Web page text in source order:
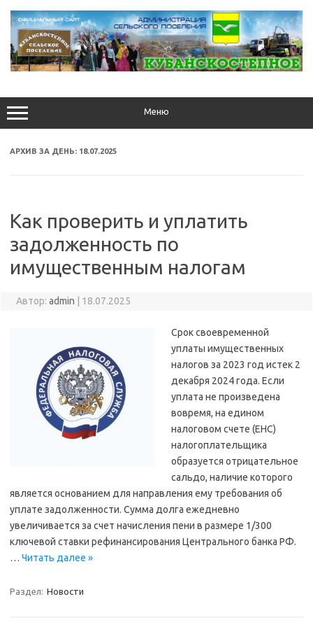
содержимому
Меню
АРХИВ ЗА ДЕНЬ: 18.07.2025
Как проверить и уплатить
задолженность по
имущественным налогам
Автор: admin 18.07.2025
Срок своевременной
уплаты имущественных
налогов за 2023 год истек 2
декабря 2024 года. Если
уплата не произведена
вовремя, на едином
налоговом счете (ЕНС)
налогоплательщика
образуется отрицательное
сальдо, наличие которого
является основанием для направления ему требования об
уплате задолженности. Сумма долга ежедневно
увеличивается за счет начисления пени в размере 1/300
ключевой ставки рефинансирования Центрального банка РФ.
… Читать далее »
Раздел: Новости